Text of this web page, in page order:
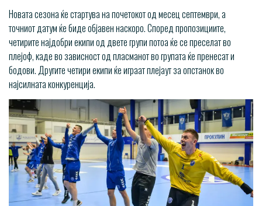
Новата сезона ќе стартува на почетокот од месец септември, а
точниот датум ќе биде објавен наскоро. Според пропозициите,
четирите најдобри екипи од двете групи потоа ќе се преселат во
плејоф, каде во зависност од пласманот во групата ќе пренесат и
бодови. Другите четири екипи ќе играат плејаут за опстанок во
најсилната конкуренција.